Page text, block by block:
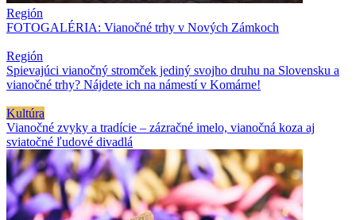
Región
FOTOGALÉRIA: Vianočné trhy v Nových Zámkoch
Región
Spievajúci vianočný stromček jediný svojho druhu na Slovensku a
vianočné trhy? Nájdete ich na námestí v Komárne!
Kultúra
Vianočné zvyky a tradície – zázračné imelo, vianočná koza aj
sviatočné ľudové divadlá